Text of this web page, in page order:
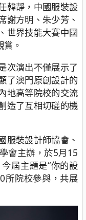
韓靜，中國服裝設
謝方明、朱少芳、
世界技能大賽中國
。
次演出不僅展示了
了澳門原創設計的
地高等院校的交流
造了互相切磋的機
服裝設計師協會、
會主辦，於5月15
屆主題是“你的設
所院校參與，共展